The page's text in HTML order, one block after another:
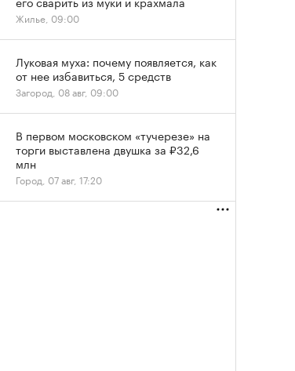
Жилье, 09:00
Луковая муха: почему появляется, как
от нее избавиться, 5 средств
Загород, 08 авг, 09:00
В первом московском «тучерезе» на
торги выставлена двушка за ₽32,6
млн
Город, 07 авг, 17:20